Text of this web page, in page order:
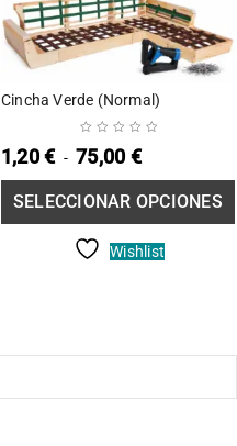
Cincha Verde (Normal)
1,20€ - 75,00 €
SELECCIONAR OPCIONES
Wishlist